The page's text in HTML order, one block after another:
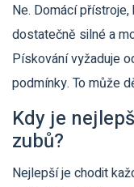
Ne. Domácí
dostatečně silné a
Pískování vyžaduje
podmínky. To může
Kdy je
zubů?
Nejlepší je chodit